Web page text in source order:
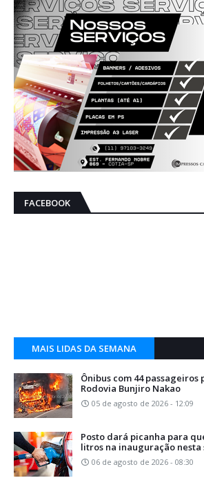
FACEBOOK
MAIS LIDAS DA SEMANA
Ônibus com 44 passageiros
Rodovia Bunjiro Nakao
05 de agosto de 2026 - 12:09
Posto dará picanha para
litros na inauguração
06 de agosto de 2026 - 08:30